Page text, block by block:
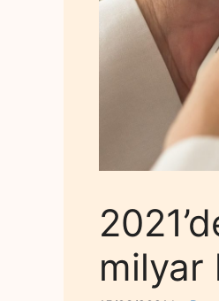
milyar